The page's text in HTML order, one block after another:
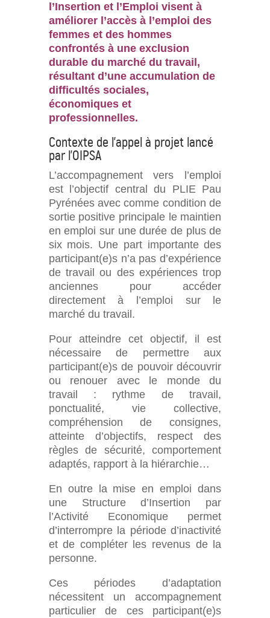
l’Insertion et l’Emploi visent à
améliorer l’accès à l’emploi des
femmes et des hommes
confrontés à une exclusion
durable du marché du travail,
résultant d’une accumulation de
difficultés sociales,
économiques et
professionnelles.
Contexte de l’appel à projet lancé
par l’OIPSA
L’accompagnement vers l’emploi
est l’objectif central du PLIE Pau
Pyrénées avec comme condition de
sortie positive principale le maintien
en emploi sur une durée de plus de
six mois. Une part importante des
participant(e)s n’a pas d’expérience
de travail ou des expériences trop
anciennes pour accéder
directement à l’emploi sur le
marché du travail.
Pour atteindre cet objectif, il est
nécessaire de permettre aux
participant(e)s de pouvoir découvrir
ou renouer avec le monde du
travail : rythme de travail,
ponctualité, vie collective,
compréhension de consignes,
atteinte d’objectifs, respect des
règles de sécurité, comportement
adaptés, rapport à la hiérarchie…
En outre la mise en emploi dans
une Structure d’Insertion par
l’Activité Economique permet
d’interrompre la période d’inactivité
et de compléter les revenus de la
personne.
Ces périodes d’adaptation
nécessitent un accompagnement
particulier de ces participant(e)s